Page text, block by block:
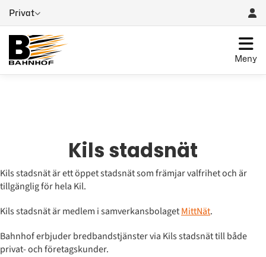
Privat
Meny
Kils stadsnät
Kils stadsnät är ett öppet stadsnät som främjar valfrihet och är
tillgänglig för hela Kil.
Kils stadsnät är medlem i samverkansbolagetMittNät.
Bahnhof erbjuder bredbandstjänster via Kils stadsnät till både
privat- och företagskunder.